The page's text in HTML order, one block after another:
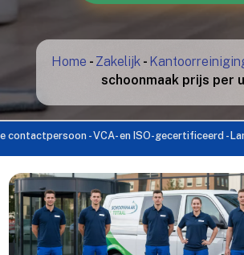
Home - Zakelijk-
schoonmaak prijs per
- VCA- en ISO-gecertificeerd - Landelijk